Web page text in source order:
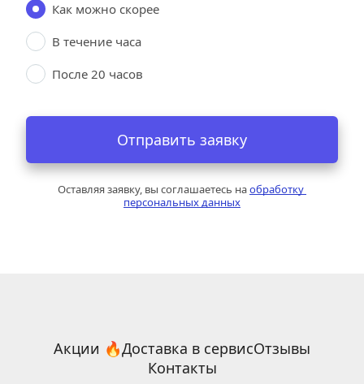
Как можно скорее
В течение часа
После 20 часов
Отправить заявку
Оставляя заявку, вы соглашаетесь на обработку
персональных данных
Акции 🔥Доставка в сервисОтзывы
Контакты